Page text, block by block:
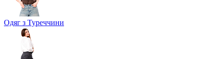
Одяг з Туреччини